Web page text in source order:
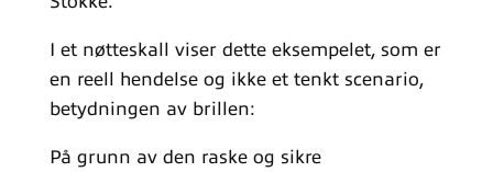
I et nøtteskall viser dette eksempelet, som er
en reell hendelse og ikke et tenkt scenario,
betydningen av brillen:
På grunn av den raske og sikre